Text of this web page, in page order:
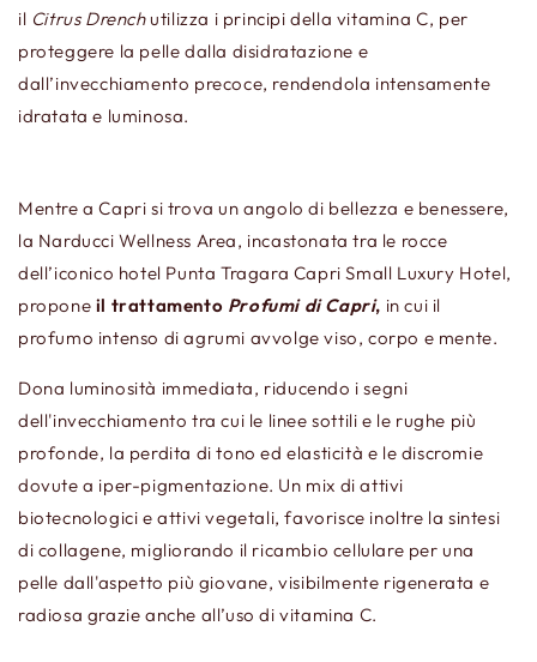
il Citrus Drenchutilizza i principi della vitamina C, per
proteggere la pelle dalla disidratazione e
dall’invecchiamento precoce, rendendola intensamente
idratata e luminosa.
Mentre a Capri si trova un angolo di bellezza e benessere,
la Narducci Wellness Area, incastonata tra le rocce
dell’iconico hotel Punta Tragara Capri Small Luxury Hotel,
propone il trattamento Profumi di Capri, in cui il
profumo intenso di agrumi avvolge viso, corpo e mente.
Dona luminosità immediata, riducendo i segni
dell'invecchiamento tra cui le linee sottili e le rughe più
profonde, la perdita di tono ed elasticità e le discromie
dovute a iper-pigmentazione. Un mix di attivi
biotecnologici e attivi vegetali, favorisce inoltre la sintesi
di collagene, migliorando il ricambio cellulare per una
pelle dall'aspetto più giovane, visibilmente rigenerata e
radiosa grazie anche all’uso di vitamina C.